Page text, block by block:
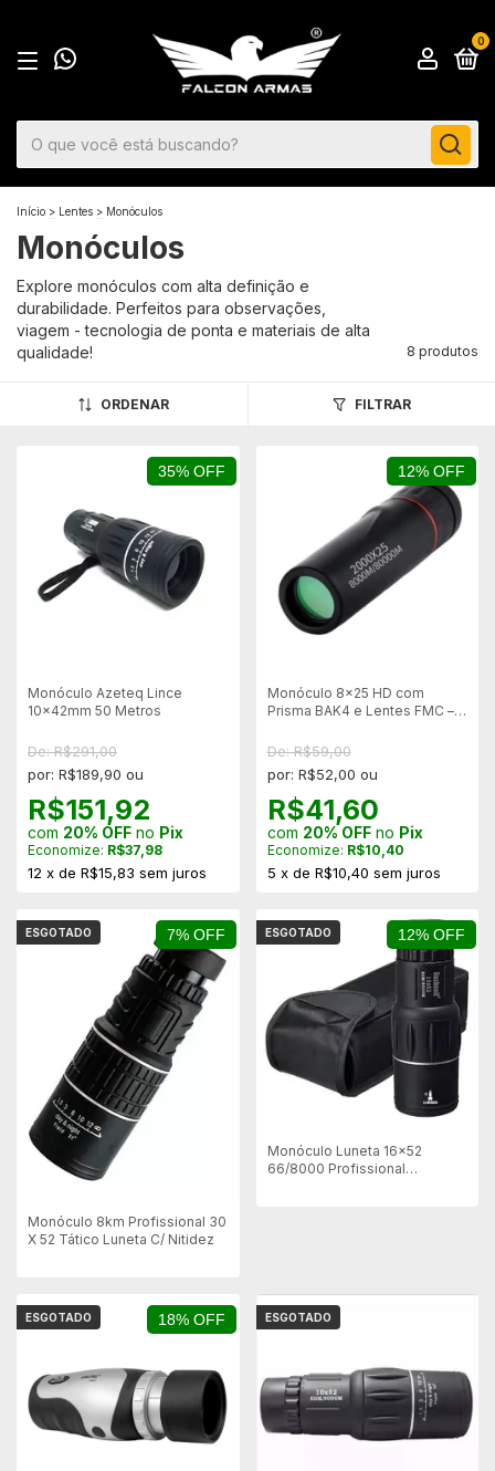
0
Início > Lentes > Monóculos
Monóculos
Explore monóculos com alta definição e
durabilidade. Perfeitos para observações,
viagem - tecnologia de ponta e materiais de alta
qualidade!
8 produtos
ORDENAR FILTRAR
35% OFF
Monóculo Azeteq Lince
10x42mm 50 Metros
De: R$291,00
por: R$189,90 ou
R$151,92
com 20% OFF no Pix
Economize: R$37,98
12 x de R$15,83 sem juros
12% OFF
Monóculo 8x25 HD com
Prisma BAK4 e Lentes FMC –
De: R$59,00
por: R$52,00 ou
R$41,60
com 20% OFFno Pix
Economize: R$10,40
5 x de R$10,40 sem juros
7% OFF
ESGOTADO
Monóculo 8km Profissional 30
X 52 Tático Luneta C/ Nitidez
12% OFF
ESGOTADO
Monóculo Luneta 16x52
66/8000 Profissional
18% OFF
ESGOTADO ESGOTADO